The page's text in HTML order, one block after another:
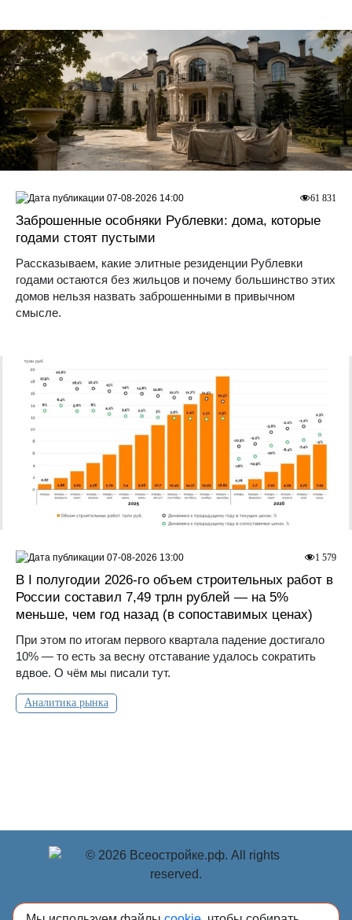
Заброшенные особняки Рублевки: дома, которые
годами стоят пустыми
Рассказываем, какие элитные резиденции Рублевки
годами остаются без жильцов и почему большинство этих
домов нельзя назвать заброшенными в привычном
смысле.
61 831
07-08-2026 14:00
В I полугодии 2026-го объем строительных работ в
России составил 7,49 трлн рублей — на 5%
меньше, чем год назад (в сопоставимых ценах)
При этом по итогам первого квартала падение достигало
10% — то есть за весну отставание удалось сократить
вдвое. О чём мы писали тут.
Аналитика рынка
1 579
07-08-2026 13:00
© Учредитель: Индивидуальный предприниматель